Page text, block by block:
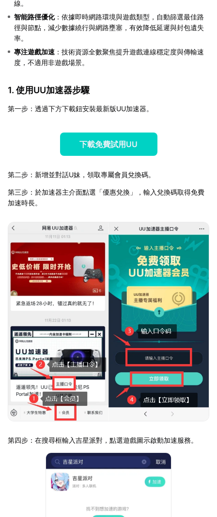
線。
智能路徑優化：依據即時網路環境與遊戲類型，自動篩選最佳路
徑與節點，減少數據繞行與網路壅塞，有效降低延遲與封包遺失
率。
專注遊戲加速 ：技術資源全數聚焦提升遊戲連線穩定度與傳輸速
度，不適用非遊戲場景。
1. 使用UU加速器步驟
第一步：透過下方下載鈕安裝最新版UU加速器。
下載免費試用UU
第二步：新增並對話U妹，領取專屬會員兌換碼。
第三步：於加速器主介面點選「優惠兌換」，輸入兌換碼取得免費
加速時長。
第四步：在搜尋框輸入吉星派對，點選遊戲圖示啟動加速服務。